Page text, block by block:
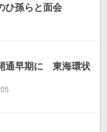
孫らと面会
通早期に 東海環状